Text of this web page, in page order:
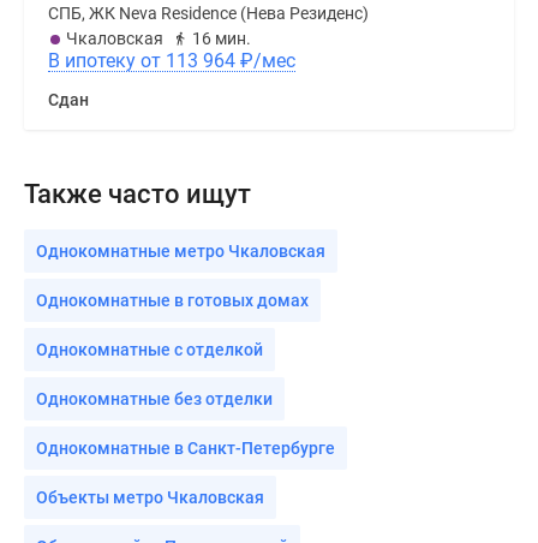
СПБ, ЖК Neva Residence (Нева Резиденс)
Чкаловская
16 мин.
В ипотеку от 113 964 ₽/мес
Сдан
Также часто ищут
Однокомнатные метро Чкаловская
Однокомнатные в готовых домах
Однокомнатные с отделкой
Однокомнатные без отделки
Однокомнатные в Санкт-Петербурге
Объекты метро Чкаловская